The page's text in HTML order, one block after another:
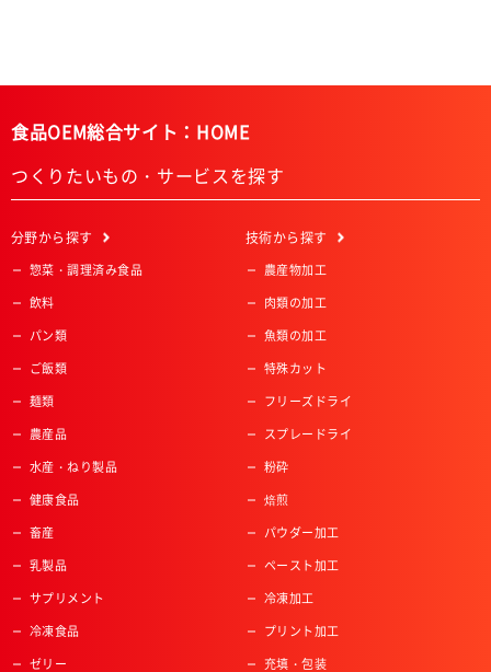
食品OEM総合サイト：HOME
つくりたいもの・サービスを探す
分野から探す
惣菜・調理済み食品
飲料
パン類
ご飯類
麺類
農産品
水産・ねり製品
健康食品
畜産
乳製品
サプリメント
冷凍食品
ゼリー
技術から探す
農産物加工
肉類の加工
魚類の加工
特殊カット
フリーズドライ
スプレードライ
粉砕
焙煎
パウダー加工
ペースト加工
冷凍加工
プリント加工
充填・包装